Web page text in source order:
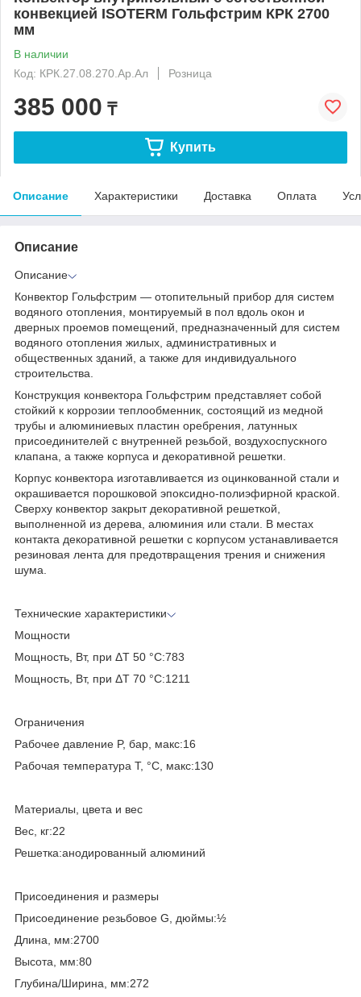
конвекцией ISOTERM Гольфстрим КРК 2700
мм
В наличии
Код: КРК.27.08.270.Ар.Ал
Розница
385 000 ₸
Купить
Описание Характеристики Доставка Оплата
Описание
Описание
Конвектор Гольфстрим — отопительный прибор для систем
водяного отопления, монтируемый в пол вдоль окон и
дверных проемов помещений, предназначенный для систем
водяного отопления жилых, административных и
общественных зданий, а также для индивидуального
строительства.
Конструкция конвектора Гольфстрим представляет собой
стойкий к коррозии теплообменник, состоящий из медной
трубы и алюминиевых пластин оребрения, латунных
присоединителей с внутренней резьбой, воздухоспускного
клапана, а также корпуса и декоративной решетки.
Корпус конвектора изготавливается из оцинкованной стали и
окрашивается порошковой эпоксидно-полиэфирной краской.
Сверху конвектор закрыт декоративной решеткой,
выполненной из дерева, алюминия или стали. В местах
контакта декоративной решетки с корпусом устанавливается
резиновая лента для предотвращения трения и снижения
шума.
Технические характеристики
Мощности
Мощность, Вт, при ΔT 50 °С:783
Мощность, Вт, при ΔT 70 °С:1211
Ограничения
Рабочее давление P, бар, макс:16
Рабочая температура T, °C, макс:130
Материалы, цвета и вес
Вес, кг:22
Решетка:анодированный алюминий
Присоединения и размеры
Присоединение резьбовое G, дюймы:½
Длина, мм:2700
Высота, мм:80
Глубина/Ширина, мм:272